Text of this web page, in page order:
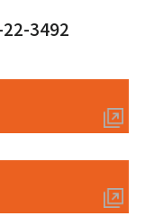
3492